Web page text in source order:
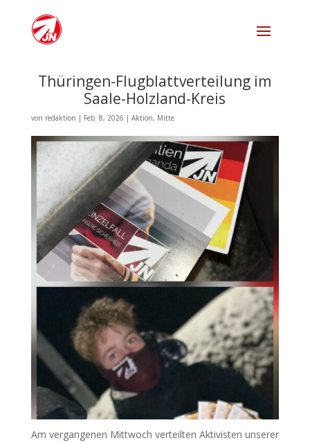
Thüringen-Flugblattverteilung im
Saale-Holzland-Kreis
von redaktion | Feb. 8, 2026 | Aktion, Mitte
Am vergangenen Mittwoch verteilten Aktivisten unserer